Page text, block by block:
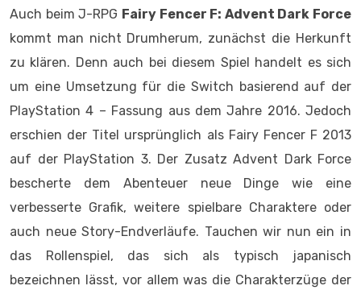
Auch beim J-RPG Fairy Fencer F: Advent Dark Force
kommt man nicht Drumherum, zunächst die Herkunft
zu klären. Denn auch bei diesem Spiel handelt es sich
um eine Umsetzung für die Switch basierend auf der
PlayStation 4 – Fassung aus dem Jahre 2016. Jedoch
erschien der Titel ursprünglich als Fairy Fencer F 2013
auf der PlayStation 3. Der Zusatz Advent Dark Force
bescherte dem Abenteuer neue Dinge wie eine
verbesserte Grafik, weitere spielbare Charaktere oder
auch neue Story-Endverläufe. Tauchen wir nun ein in
das Rollenspiel, das sich als typisch japanisch
bezeichnen lässt, vor allem was die Charakterzüge der